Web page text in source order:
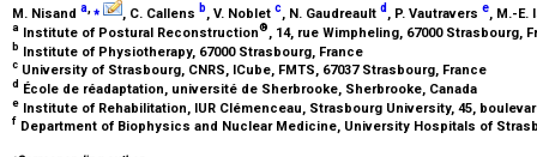
M. Nisand a,⁎ , C. Callens b, V. Noblet c, N. Gaudreault d , P. Vautravers e, M.-E.
a Institute of Postural Reconstruction® , 14, rue Wimpheling, 67000 Strasbourg,
b Institute of Physiotherapy, 67000 Strasbourg, France
c University of Strasbourg, CNRS, ICube, FMTS, 67037 Strasbourg, France
d École de réadaptation, université de Sherbrooke, Sherbrooke, Canada
e Institute of Rehabilitation, IUR Clémenceau, Strasbourg University, 45,
f Department of Biophysics and Nuclear Medicine, University Hospitals of